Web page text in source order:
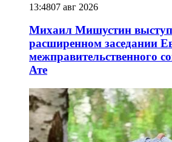
13:4807 авг 2026
Михаил Мишустин
расширенном заседании
межправительственного
Ате